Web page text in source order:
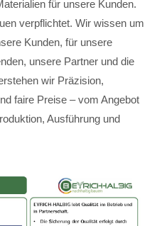
für unsere Kunden.
verpflichtet. Wir wissen um
Kunden, für unsere
unsere Partner und die
wir Präzision,
faire Preise – vom Angebot
Ausführung und